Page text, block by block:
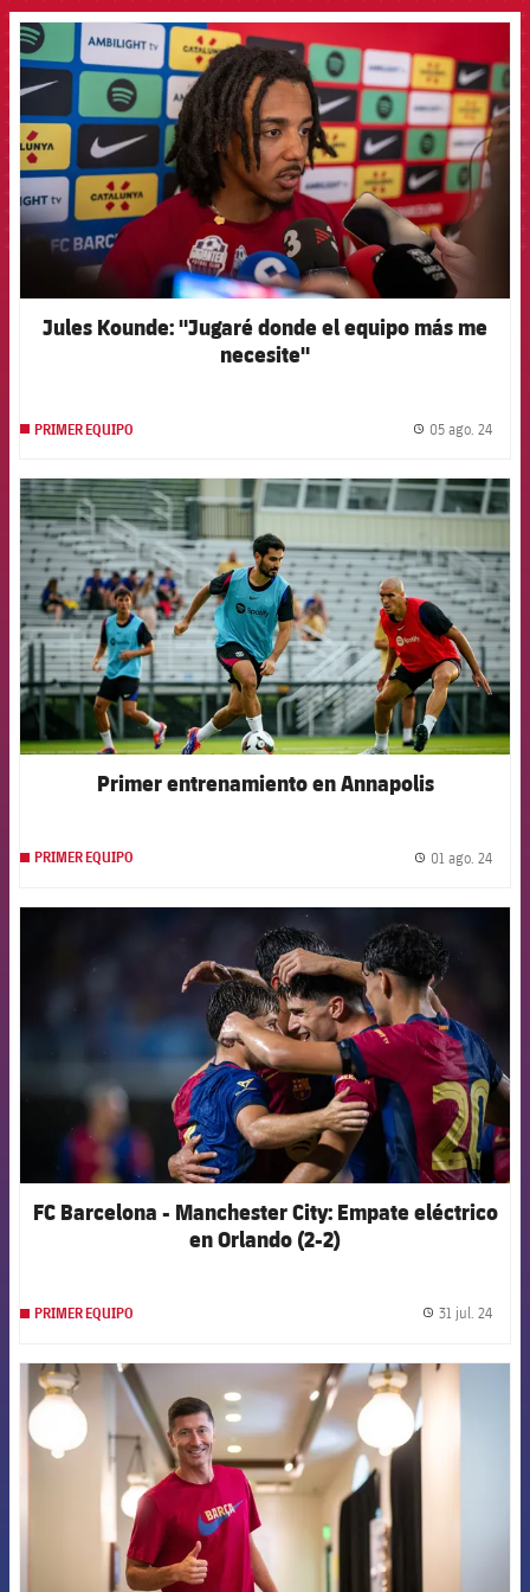
FCB Barcelona badge
Jules Kounde: "Jugaré donde el equipo más me
necesite"
PRIMER EQUIPO 05 ago. 24
FCB Barcelona badge
Primer entrenamiento en Annapolis
PRIMER EQUIPO 01 ago. 24
FCB Barcelona badge
FC Barcelona - Manchester City: Empate eléctrico
en Orlando (2-2)
PRIMER EQUIPO 31 jul. 24
FCB Barcelona badge